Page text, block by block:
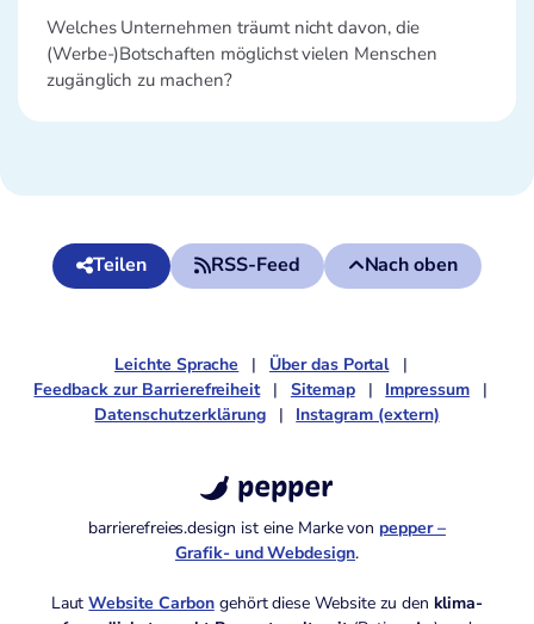
Welches Unternehmen träumt nicht davon, die
(Werbe-)Botschaften möglichst vielen Menschen
zugänglich zu machen?
Teilen RSS-Feed Nach oben
Leichte Sprache
Über das Portal
Feedback zur Barrierefreiheit
Sitemap
Impressum
Datenschutzerklärung
Instagram (extern)
pepper
barrierefreies.design ist eine Marke von pepper –
Grafik- und Webdesign.
LautWebsite Carbongehört diese Website zu den klima­